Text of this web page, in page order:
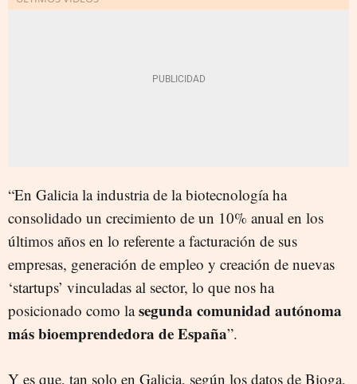
“En Galicia la industria de la biotecnología ha
consolidado un crecimiento de un 10% anual en los
últimos años en lo referente a facturación de sus
empresas, generación de empleo y creación de nuevas
‘startups’ vinculadas al sector, lo que nos ha
posicionado como lasegunda comunidad autónoma
más bioemprendedora de España”.
Y es que, tan solo en Galicia, según los datos de Bioga,